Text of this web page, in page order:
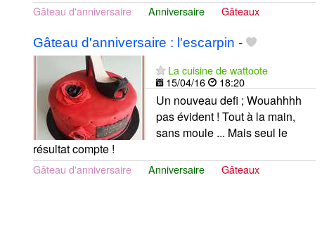
Gâteau d'anniversaire Anniversaire Gâteaux
Gâteau d'anniversaire : l'escarpin -
La cuisine de wattoote
15/04/16
18:20
Un nouveau defi ; Wouahhhh
pas évident ! Tout à la main,
sans moule ... Mais seul le
résultat compte !
Gâteau d'anniversaire Anniversaire Gâteaux